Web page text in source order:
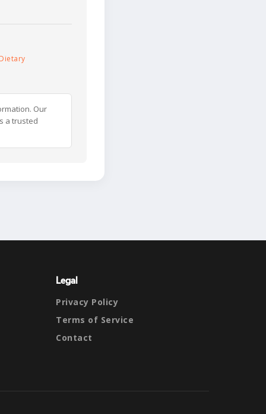
Our
a trusted
Legal
Privacy Policy
Terms of Service
Contact